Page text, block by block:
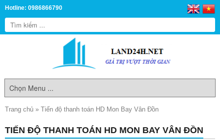
Hotline: 0986866790
Trang chủ » Tiến độ thanh toán HD Mon Bay Vân Đồn
TIẾN ĐỘ THANH TOÁN HD MON BAY VÂN ĐỒN